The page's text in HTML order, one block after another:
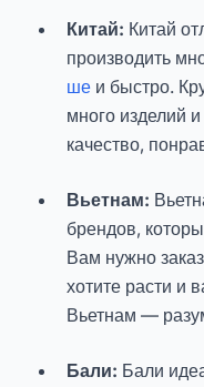
Китай: Китай
производить
ше и быстро.
много изделий
качество,
Вьетнам:
брендов,
Вам нужно
хотите расти и
Вьетнам —
Бали: Бали